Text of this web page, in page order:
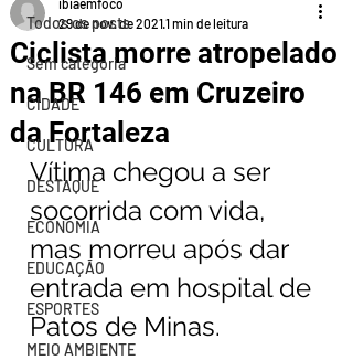
Todos os posts
Sem categoria
CIDADE
CULTURA
DESTAQUE
ECONOMIA
EDUCAÇÃO
ESPORTES
MEIO AMBIENTE
Ciclista morre atropelado
na BR 146 em Cruzeiro
da Fortaleza
ibiaemfoco
29 de nov. de 20211 min de leitura
Vítima chegou a ser
socorrida com vida,
mas morreu após dar
entrada em hospital de
Patos de Minas.